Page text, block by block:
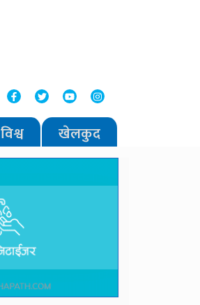
विश्व खेलकुद